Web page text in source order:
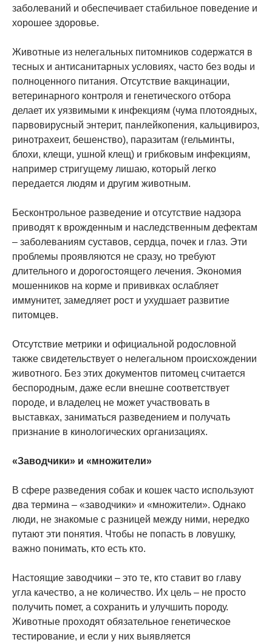
заболеваний и обеспечивает стабильное поведение и
хорошее здоровье.
Животные из нелегальных питомников содержатся в
тесных и антисанитарных условиях, часто без воды и
полноценного питания. Отсутствие вакцинации,
ветеринарного контроля и генетического отбора
делает их уязвимыми к инфекциям (чума плотоядных,
парвовирусный энтерит, панлейкопения, кальцивироз,
ринотрахеит, бешенство), паразитам (гельминты,
блохи, клещи, ушной клещ) и грибковым инфекциям,
например стригущему лишаю, который легко
передается людям и другим животным.
Бесконтрольное разведение и отсутствие надзора
приводят к врожденным и наследственным дефектам
– заболеваниям суставов, сердца, почек и глаз. Эти
проблемы проявляются не сразу, но требуют
длительного и дорогостоящего лечения. Экономия
мошенников на корме и прививках ослабляет
иммунитет, замедляет рост и ухудшает развитие
питомцев.
Отсутствие метрики и официальной родословной
также свидетельствует о нелегальном происхождении
животного. Без этих документов питомец считается
беспородным, даже если внешне соответствует
породе, и владелец не может участвовать в
выставках, заниматься разведением и получать
признание в кинологических организациях.
«Заводчики» и «множители»
В сфере разведения собак и кошек часто используют
два термина – «заводчики» и «множители». Однако
люди, не знакомые с разницей между ними, нередко
путают эти понятия. Чтобы не попасть в ловушку,
важно понимать, кто есть кто.
Настоящие заводчики – это те, кто ставит во главу
угла качество, а не количество. Их цель – не просто
получить помет, а сохранить и улучшить породу.
Животные проходят обязательное генетическое
тестирование, и если у них выявляется